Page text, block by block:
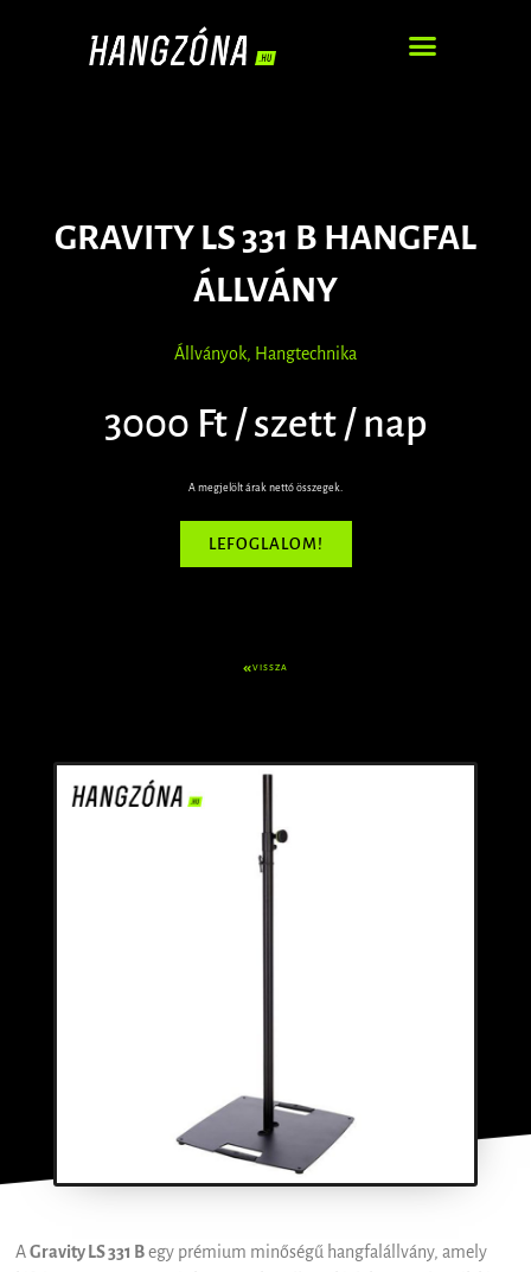
GRAVITY LS 331 B HANGFAL
ÁLLVÁNY
Állványok, Hangtechnika
3000 Ft / szett / nap
A megjelölt árak nettó összegek.
LEFOGLALOM!
VISSZA
AGravity LS 331 Begy prémium minőségű hangfalállvány, amely